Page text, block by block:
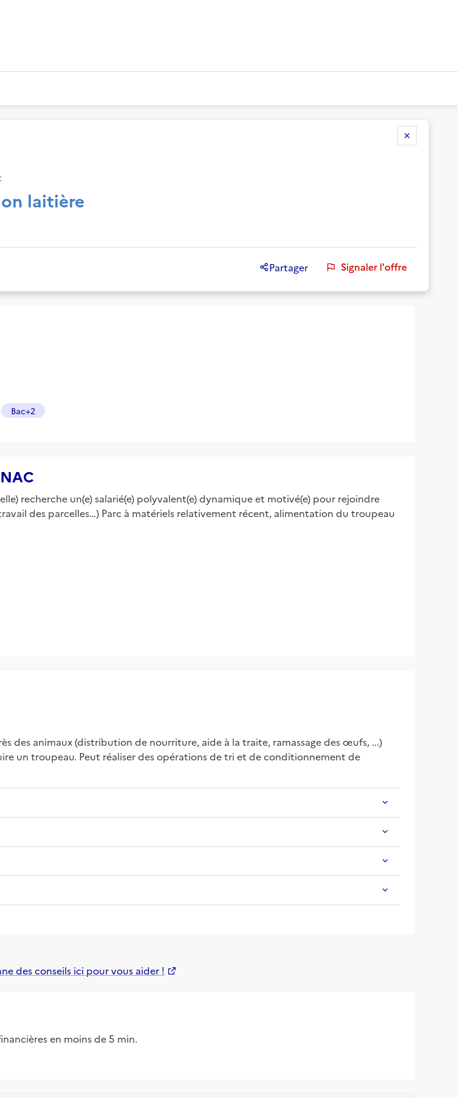
laitière
Partager Signaler l'offre
Bac+2
recherche un(e) salarié(e) polyvalent(e) dynamique et motivé(e) pour rejoindre
des parcelles…) Parc à matériels relativement récent, alimentation du troupeau
des animaux (distribution de nourriture, aide à la traite, ramassage des œufs, ...)
un troupeau. Peut réaliser des opérations de tri et de conditionnement de
des conseils ici pour vous aider !
en moins de 5 min.